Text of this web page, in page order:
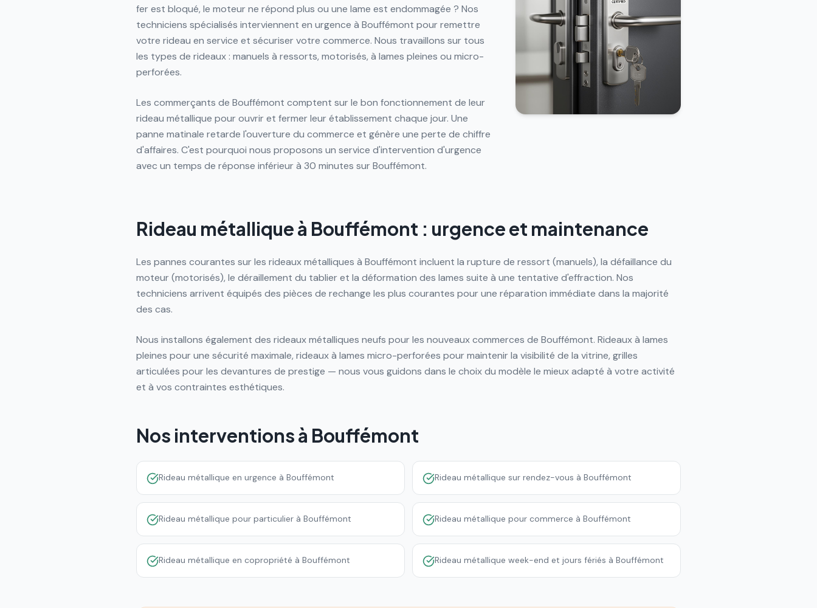
fer est bloqué, le moteur ne répond plus ou une lame est endommagée ? Nos
techniciens spécialisés interviennent en urgence à Bouffémont pour remettre
votre rideau en service et sécuriser votre commerce. Nous travaillons sur tous
les types de rideaux : manuels à ressorts, motorisés, à lames pleines ou micro-
perforées.
Les commerçants de Bouffémont comptent sur le bon fonctionnement de leur
rideau métallique pour ouvrir et fermer leur établissement chaque jour. Une
panne matinale retarde l'ouverture du commerce et génère une perte de chiffre
d'affaires. C'est pourquoi nous proposons un service d'intervention d'urgence
avec un temps de réponse inférieur à 30 minutes sur Bouffémont.
Rideau métallique à Bouffémont : urgence et maintenance
Les pannes courantes sur les rideaux métalliques à Bouffémont incluent la rupture de ressort (manuels), la défaillance du
moteur (motorisés), le déraillement du tablier et la déformation des lames suite à une tentative d'effraction. Nos
techniciens arrivent équipés des pièces de rechange les plus courantes pour une réparation immédiate dans la majorité
des cas.
Nous installons également des rideaux métalliques neufs pour les nouveaux commerces de Bouffémont. Rideaux à lames
pleines pour une sécurité maximale, rideaux à lames micro-perforées pour maintenir la visibilité de la vitrine, grilles
articulées pour les devantures de prestige — nous vous guidons dans le choix du modèle le mieux adapté à votre activité
et à vos contraintes esthétiques.
Nos interventions à Bouffémont
Rideau métallique en urgence à Bouffémont Rideau métallique sur rendez-vous à Bouffémont
Rideau métallique pour particulier à Bouffémont Rideau métallique pour commerce à Bouffémont
Rideau métallique en copropriété à Bouffémont Rideau métallique week-end et jours fériés à Bouffémont